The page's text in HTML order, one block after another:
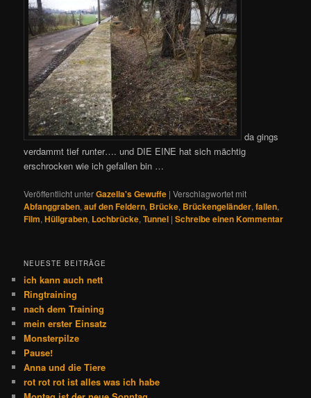
da gings
verdammt tief runter…. und DIE EINE hat sich mächtig
erschrocken wie ich gefallen bin …
Veröffentlicht unterGazella's Gewuffe |Verschlagwortet mit
Abfanggraben,auf den Feldern, Brücke, Brückengeländer,fallen,
Film,Hüllgraben, Lochbrücke,Tunnel |Schreibe einen Kommentar
NEUESTE BEITRÄGE
ich kann auch nett
Ringtraining
nach dem Training
mein erster Einsatz
Monsterpilze
Pause!
Anna und die Tiere
rot rot rot ist alles was ich habe